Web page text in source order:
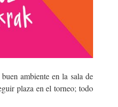
ambiente en la sala de
plaza en el torneo; todo